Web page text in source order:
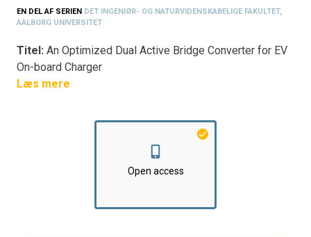
EN DEL AF SERIEN DET INGENIØR- OG NATURVIDENSKABELIGE FAKULTET,
AALBORG UNIVERSITET
Titel: An Optimized Dual Active Bridge Converter for EV
On-board Charger
Fakultet:Det Ingeniør- og Naturvidenskabelige Fakultet
Læs mere
Open access